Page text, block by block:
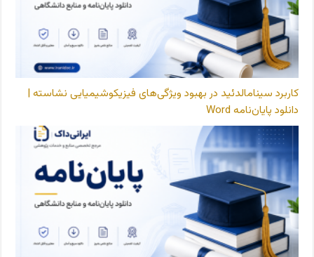
کاربرد سینامالدئید در بهبود ویژگی‌های فیزیکوشیمیایی نشاسته |
دانلود پایان‌نامه Word